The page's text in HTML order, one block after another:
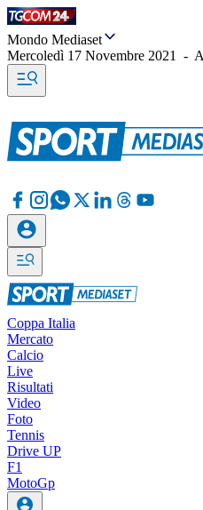
Mondo Mediaset
Mercoledì 17 Novembre 2021
-
Coppa Italia
Mercato
Calcio
Live
Risultati
Video
Foto
Tennis
Drive UP
F1
MotoGp